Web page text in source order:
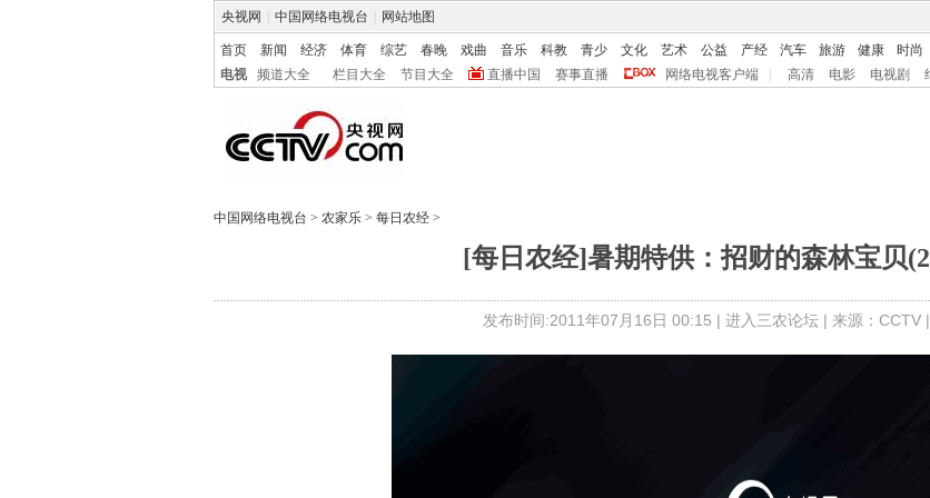
央视网 中国网络电视台 网站地图
首页 新闻 经济 体育 综艺 春晚 戏曲 音乐 科教 青少 文化 艺术 公益 产经 汽车 旅游 健康 时尚
电视
频道大全 栏目大全 节目大全 直播中国 赛事直播 网络电视客户端 高清 电影 电视剧
中国网络电视台 > 农家乐 > 每日农经 >
[每日农经]暑期特供：招财的森林宝贝
发布时间:2011年07月16日 00:15 | 进入三农论坛 | 来源：CCTV |